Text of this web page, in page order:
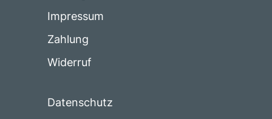
Impressum
Zahlung
Widerruf
Datenschutz